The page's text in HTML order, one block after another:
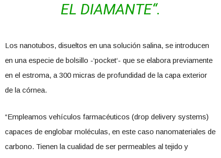
EL DIAMANTE“.
Los nanotubos, disueltos en una solución salina, se introducen
en una especie de bolsillo -‘pocket‘- que se elabora previamente
en el estroma, a 300 micras de profundidad de la capa exterior
de la córnea.
“Empleamos vehículos farmacéuticos (drop delivery systems)
capaces de englobar moléculas, en este caso nanomateriales de
carbono. Tienen la cualidad de ser permeables al tejido y